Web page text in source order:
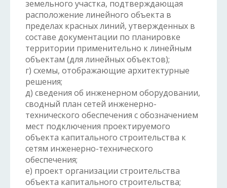
земельного участка, подтверждающая
расположение линейного объекта в
пределах красных линий, утвержденных в
составе документации по планировке
территории применительно к линейным
объектам (для линейных объектов);
г) схемы, отображающие архитектурные
решения;
д) сведения об инженерном оборудовании,
сводный план сетей инженерно-
технического обеспечения с обозначением
мест подключения проектируемого
объекта капитального строительства к
сетям инженерно-технического
обеспечения;
е) проект организации строительства
объекта капитального строительства;